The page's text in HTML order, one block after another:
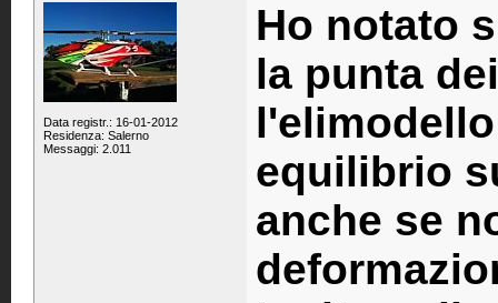
Data registr.: 16-01-2012
Residenza: Salerno
Messaggi: 2.011
Ho notato
la punta
equilibrio
anche se